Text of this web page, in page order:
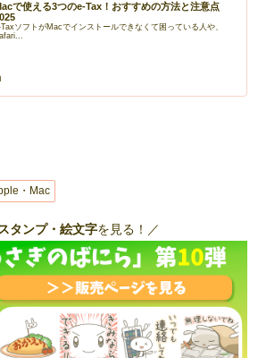
で使える3つのe-Tax！おすすめの方法と注意点
ソフトがMacでインストールできなくて困っている人や、
・Mac
タンプ・絵文字を見る！／